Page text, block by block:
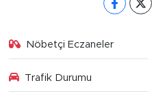
Nöbetçi Eczaneler
Trafik Durumu